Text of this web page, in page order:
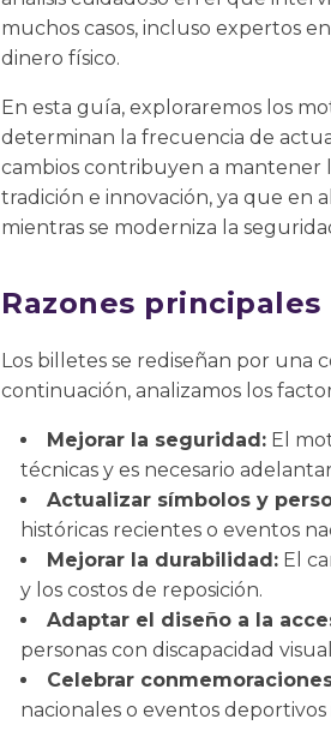
muchos casos, incluso expertos
dinero físico.
En esta guía, exploraremos los
determinan la frecuencia de
cambios contribuyen a mantener
tradición e innovación, ya que en
mientras se moderniza la
Razones
Los billetes se rediseñan por una
continuación, analizamos los
Mejorar la seguridad: El
técnicas y es necesario
Actualizar símbolos y
históricas recientes o eventos
Mejorar la durabilidad: El
y los costos de reposición.
Adaptar el diseño a la
personas con discapacidad
Celebrar
nacionales o eventos